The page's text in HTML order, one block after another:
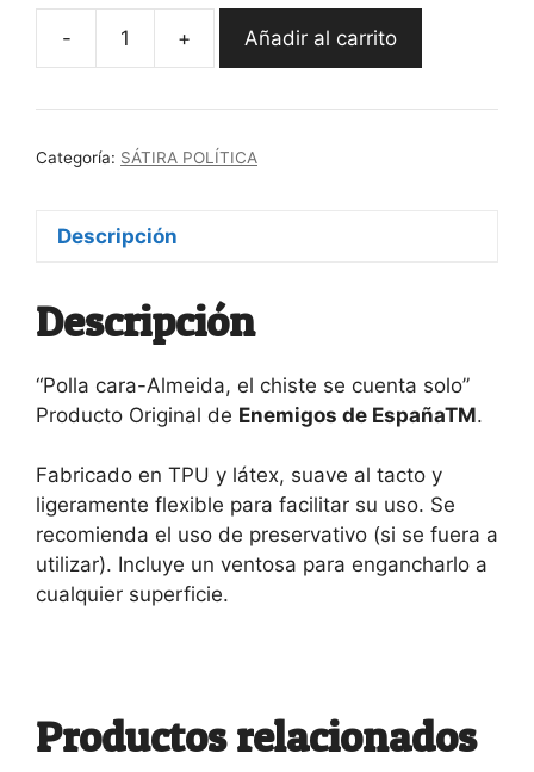
-
Dildo
cantidad
+ Añadir al carrito
Categoría: SÁTIRA POLÍTICA
Descripción
Descripción
“Polla cara-Almeida, el chiste se cuenta solo”
Producto Original de Enemigos de EspañaTM.
Fabricado en TPU y látex, suave al tacto y
ligeramente flexible para facilitar su uso. Se
recomienda el uso de preservativo (si se fuera a
utilizar). Incluye un ventosa para engancharlo a
cualquier superficie.
Productos relacionados